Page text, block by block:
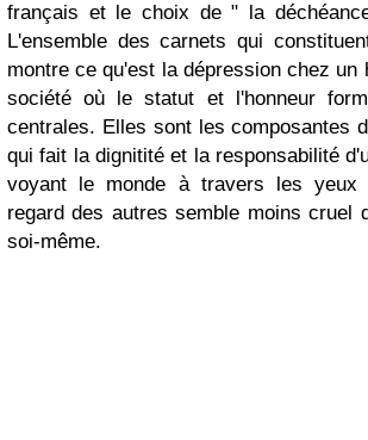
français et le choix de " la
L'ensemble des carnets qui
montre ce qu'est la dépression chez un
société où le statut et l'honneur
centrales. Elles sont les composantes
qui fait la dignitité et la responsabilité
voyant le monde à travers les yeux
regard des autres semble moins cruel
soi-même.